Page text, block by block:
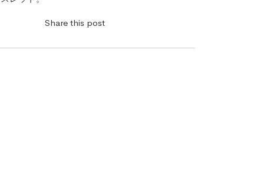
Share this post